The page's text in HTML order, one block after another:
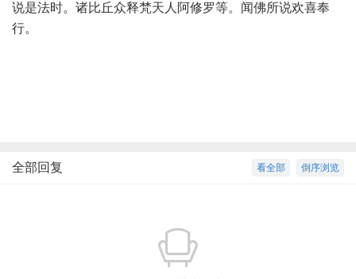
说是法时。诸比丘众释梵天人阿修罗等。闻佛所说欢喜奉
行。
倒序浏览
看全部
全部回复